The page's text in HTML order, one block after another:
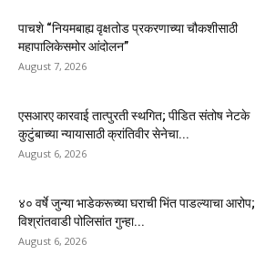
पाचशे “नियमबाह्य वृक्षतोड प्रकरणाच्या चौकशीसाठी
महापालिकेसमोर आंदोलन”
August 7, 2026
एसआरए कारवाई तात्पुरती स्थगित; पीडित संतोष नेटके
कुटुंबाच्या न्यायासाठी क्रांतिवीर सेनेचा...
August 6, 2026
४० वर्षे जुन्या भाडेकरूच्या घराची भिंत पाडल्याचा आरोप;
विश्रांतवाडी पोलिसांत गुन्हा...
August 6, 2026